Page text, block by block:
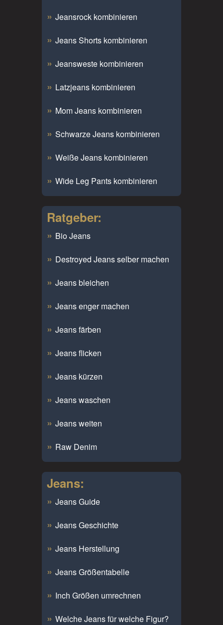
Jeansrock kombinieren
Jeans Shorts kombinieren
Jeansweste kombinieren
Latzjeans kombinieren
Mom Jeans kombinieren
Schwarze Jeans kombinieren
Weiße Jeans kombinieren
Wide Leg Pants kombinieren
Ratgeber:
Bio Jeans
Destroyed Jeans selber machen
Jeans bleichen
Jeans enger machen
Jeans färben
Jeans flicken
Jeans kürzen
Jeans waschen
Jeans weiten
Raw Denim
Jeans:
Jeans Guide
Jeans Geschichte
Jeans Herstellung
Jeans Größentabelle
Inch Größen umrechnen
Welche Jeans für welche Figur?